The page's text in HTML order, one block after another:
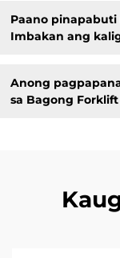
Paano
Imbakan ang
Anong
sa Bagong